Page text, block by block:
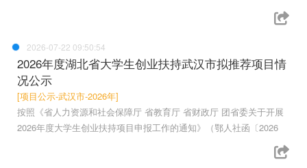
2026-07-22 09:50:54
2026年度湖北省大学生创业扶持武汉市拟推荐项目情
况公示
[项目公示-武汉市-2026年]
按照《省人力资源和社会保障厅 省教育厅 省财政厅 团省委关于开展
2026年度大学生创业扶持项目申报工作的通知》（鄂人社函〔2026